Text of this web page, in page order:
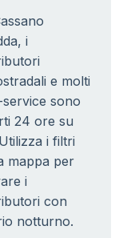
i
e molti
sono
24 ore su
i filtri
mappa per
i
con
notturno.